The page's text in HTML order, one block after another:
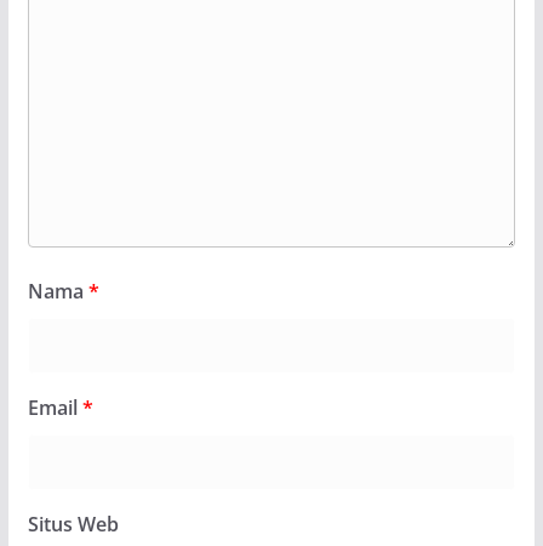
Nama *
Email*
Situs Web